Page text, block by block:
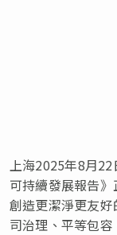
上海2025年8月22
可持續發展報告
創造更潔淨更友
司治理、平等包